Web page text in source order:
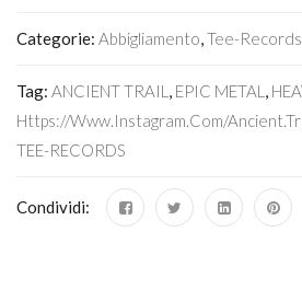
Categorie: Abbigliamento,Tee-Records
Tag: ANCIENT TRAIL , EPIC METAL ,
Https://www.instagram.com/
TEE-RECORDS
Condividi: